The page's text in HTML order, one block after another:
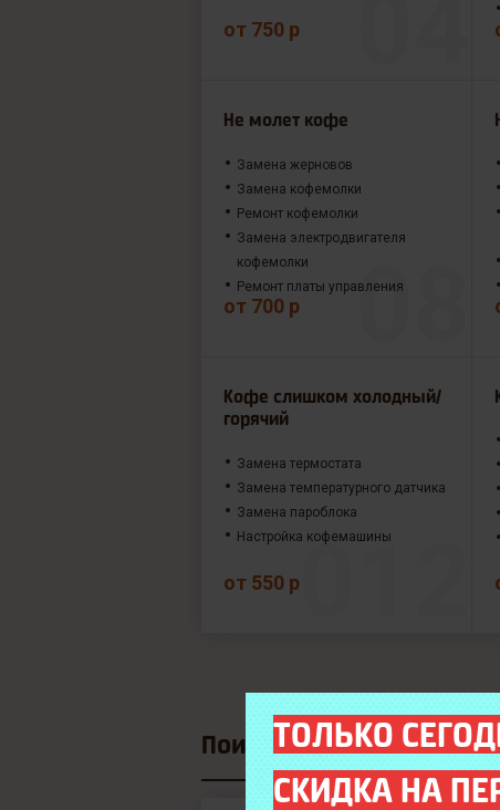
от 750 р
Не молет кофе
Замена жерновов
Замена кофемолки
Ремонт кофемолки
Замена электродвигателя
кофемолки
Ремонт платы управления
от 700 р
Кофе слишком холодный/
горячий
Замена термостата
Замена температурного датчика
Замена пароблока
Настройка кофемашины
от 550 р
Поиск модели
ТОЛЬКО
СКИДКА НА